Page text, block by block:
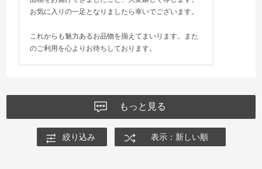
お気に入りの一足となりましたら幸いでございます。
これからも魅力あるお品物を揃えてまいります。また
のご利用を心よりお待ちしております。
もっと見る
絞り込み 表示：新しい順